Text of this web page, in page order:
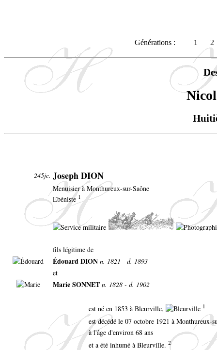
Générations : 1 2
245jc. Joseph DION
Menuisier à Monthureux-sur-Saône
Ebéniste 1
fils légitime de
Édouard DION n. 1821 - d. 1893
et
Marie SONNET n. 1828 - d. 1902
est né en 1853 à Bleurville, 1
est décédé le 07 octobre 1921 à Monthureux-
à l'âge d'environ 68 ans
et a été inhumé à Bleurville. 2